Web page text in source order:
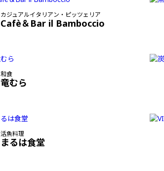
カジュアルイタリアン・ピッツェリア
Cafè＆Bar il Bamboccio
和食
竜むら
活魚料理
まるは食堂